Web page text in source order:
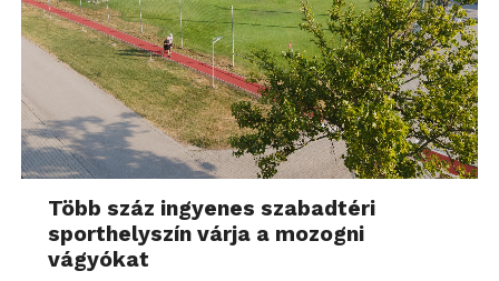
Több száz ingyenes szabadtéri
sporthelyszín várja a mozogni
vágyókat